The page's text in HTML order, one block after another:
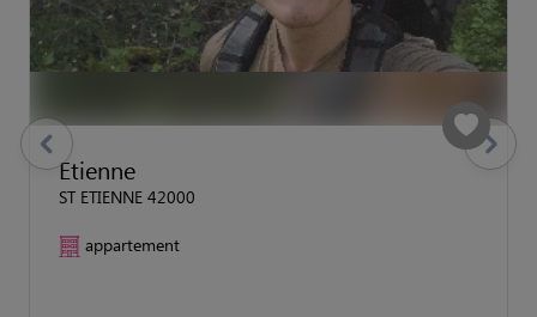
Etienne
ST ETIENNE 42000
appartement
previous Suivant